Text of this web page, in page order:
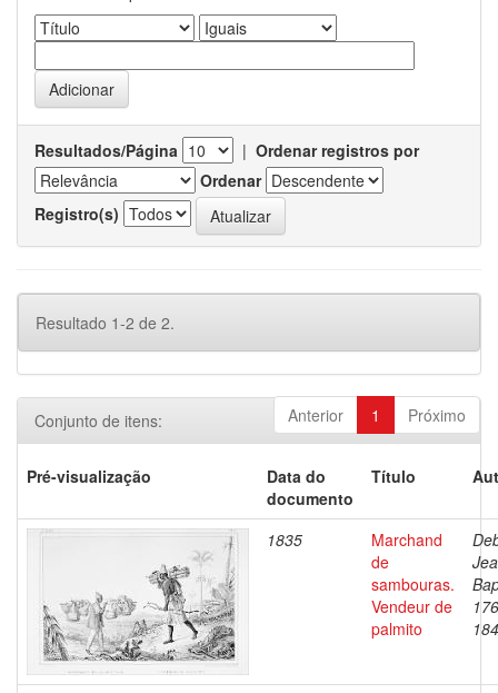
Resultados/Página | Ordenar registros por
Ordenar
Registro(s)
Resultado 1-2 de 2.
Anterior 1 Próximo
Conjunto de itens:
Pré-visualização
Data do
documento
Título
1835
Marchand
de
sambouras.
Vendeur de
palmito